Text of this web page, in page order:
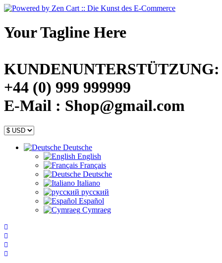
Your Tagline Here
KUNDENUNTERSTÜTZUNG:
+44 (0) 999 999999
E-Mail : Shop@gmail.com
Deutsche
English
Français
Deutsche
Italiano
русский
Español
Cymraeg